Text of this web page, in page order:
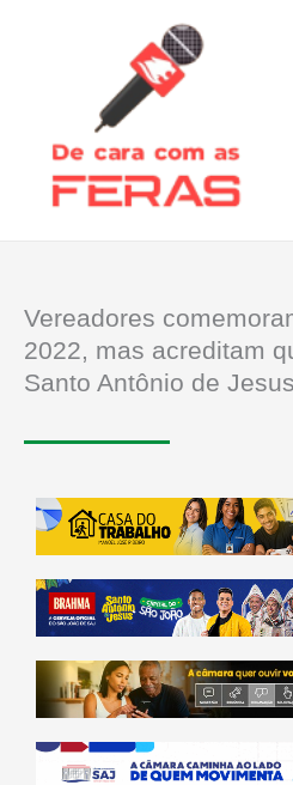
Vereadores
2022, mas acreditam
Santo Antônio de